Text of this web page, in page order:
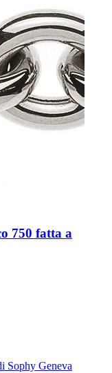
750 fatta a
Sophy Geneva